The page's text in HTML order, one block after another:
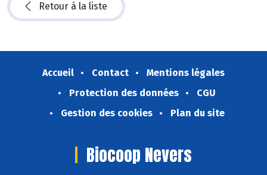
Retour à la liste
Accueil Contact
Mentions légales
Protection des données
CGU
Gestion des cookies
Plan du site
Biocoop Nevers